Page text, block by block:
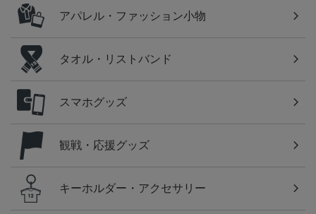
アパレル・ファッション小物
タオル・リストバンド
スマホグッズ
観戦・応援グッズ
キーホルダー・アクセサリー